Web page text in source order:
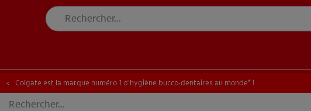
ROUTINE BLANCHEUR SUR MESURE RECHERCHE DES SOLUTIONS IDÉALES
Colgate est la marque numéro 1 d’hygiène bucco-dentaires au monde* !